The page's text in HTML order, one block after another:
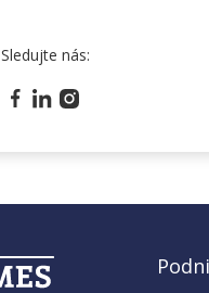
Sledujte nás: